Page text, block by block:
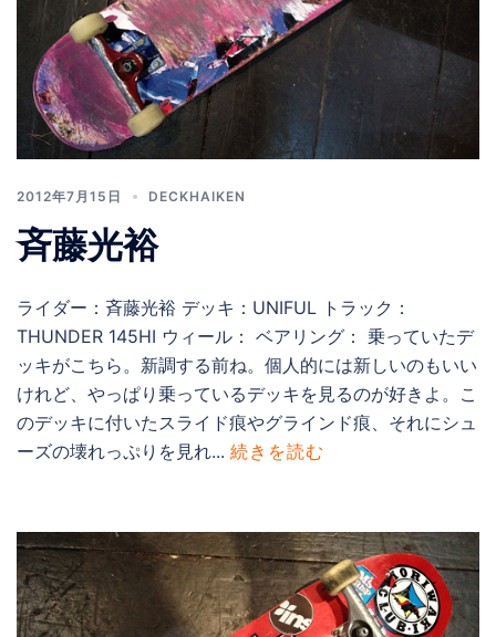
2012年7月15日 DECKHAIKEN
斉藤光裕
ライダー：斉藤光裕 デッキ：UNIFUL トラック：
THUNDER 145HI ウィール： ベアリング： 乗っていたデ
ッキがこちら。新調する前ね。個人的には新しいのもいい
けれど、やっぱり乗っているデッキを見るのが好きよ。こ
のデッキに付いたスライド痕やグラインド痕、それにシュ
ーズの壊れっぷりを見れ... 続きを読む